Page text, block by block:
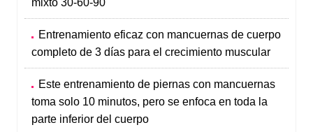
mixto 30-60-90
Entrenamiento eficaz con mancuernas de cuerpo
completo de 3 días para el crecimiento muscular
Este entrenamiento de piernas con mancuernas
toma solo 10 minutos, pero se enfoca en toda la
parte inferior del cuerpo